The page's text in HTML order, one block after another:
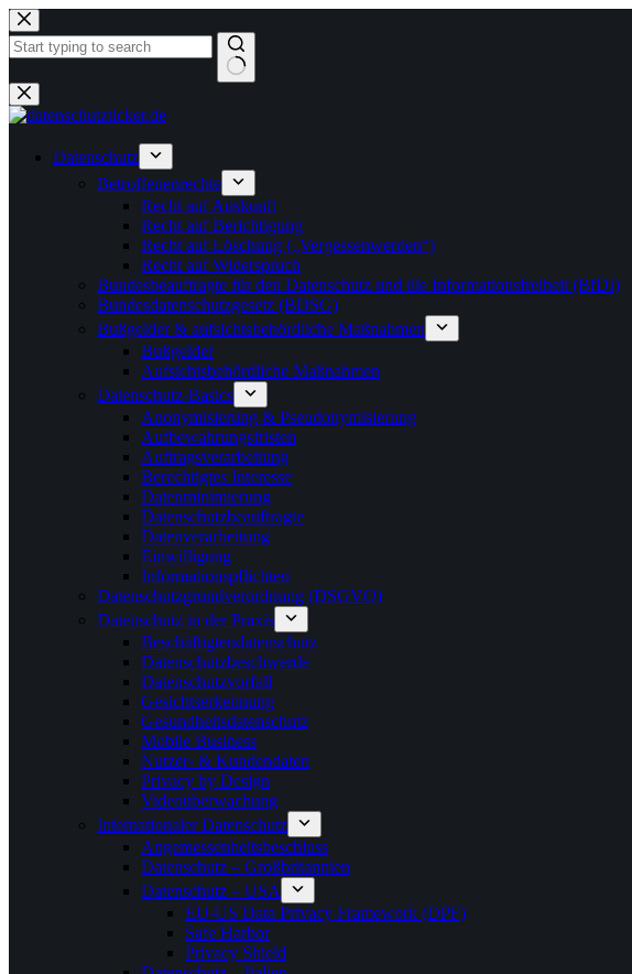
Zum
Inhalt
springen
Keine
Ergebnisse
Datenschutz
Betroffenenrechte
Recht auf Auskunft
Recht auf Berichtigung
Recht auf Löschung („Vergessenwerden“)
Recht auf Widerspruch
Bundesbeauftragte für den Datenschutz und die Informationsfreiheit (BfDI)
Bundesdatenschutzgesetz (BDSG)
Bußgelder & aufsichtsbehördliche Maßnahmen
Bußgelder
Aufsichtsbehördliche Maßnahmen
Datenschutz-Basics
Anonymisierung & Pseudonymisierung
Aufbewahrungsfristen
Auftragsverarbeitung
Berechtigtes Interesse
Datenminimierung
Datenschutzbeauftragte
Datenverarbeitung
Einwilligung
Informationspflichten
Datenschutzgrundverordnung (DSGVO)
Datenschutz in der Praxis
Beschäftigtendatenschutz
Datenschutzbeschwerde
Datenschutzvorfall
Gesichtserkennung
Gesundheitsdatenschutz
Mobile Business
Nutzer- & Kundendaten
Privacy by Design
Videoüberwachung
Internationaler Datenschutz
Angemessenheitsbeschluss
Datenschutz – Großbritannien
Datenschutz – USA
EU-US Data Privacy Framework (DPF)
Safe Harbor
Privacy Shield